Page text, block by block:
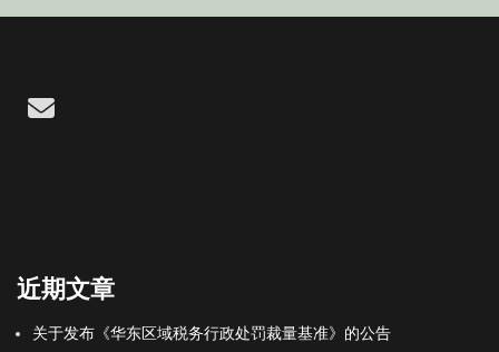
Email
近期文章
关于发布《华东区域税务行政处罚裁量基准》的公告